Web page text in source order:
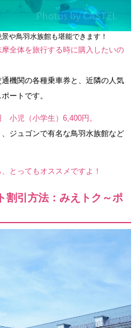
や鳥羽水族館も堪能できます！
全体を旅行する時に購入したいの
機関の各種乗車券と、近隣の人気
ートです。
小児（小学生）6,400円。
ジュゴンで有名な鳥羽水族館など
とってもオススメですよ！
割引方法：みえトク～ポ